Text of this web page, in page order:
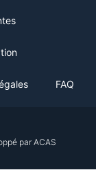
FAQ
par ACAS